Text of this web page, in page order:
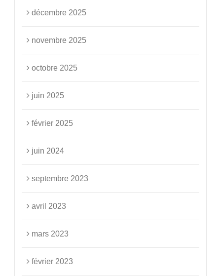
décembre 2025
novembre 2025
octobre 2025
juin 2025
février 2025
juin 2024
septembre 2023
avril 2023
mars 2023
février 2023